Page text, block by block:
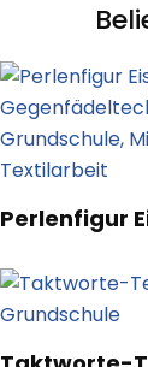
Perlenfigur